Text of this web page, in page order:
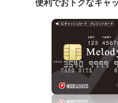
便利でおトクなキャ